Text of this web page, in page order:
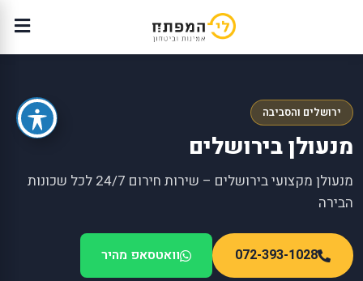
ירושלים והסביבה
מנעולן בירושלים
מנעולן מקצועי בירושלים – שירות חירום 24/7 לכל שכונות
הבירה
072-393-1028 וואטסאפ מהיר